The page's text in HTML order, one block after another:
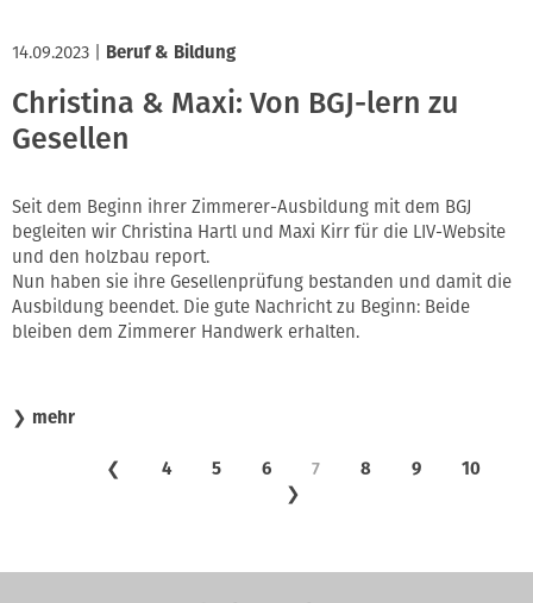
14.09.2023 Beruf & Bildung
Christina & Maxi: Von BGJ-lern zu
Gesellen
Seit dem Beginn ihrer Zimmerer-Ausbildung mit dem BGJ
begleiten wir Christina Hartl und Maxi Kirr für die LIV-Website
und den holzbau report.
Nun haben sie ihre Gesellenprüfung bestanden und damit die
Ausbildung beendet. Die gute Nachricht zu Beginn: Beide
bleiben dem Zimmerer Handwerk erhalten.
❯ mehr
❮ 4 5 6 7 8 9
10
❯